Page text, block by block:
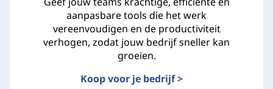
aanpasbare tools die het werk
vereenvoudigen en de productiviteit
verhogen, zodat jouw bedrijf sneller kan
groeien.
Koop voor je bedrijf >